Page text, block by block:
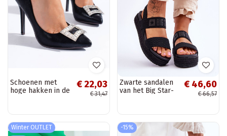
Schoenen met
hoge hakken in de
€ 22,03
€ 31,47
Zwarte sandalen
van het Big Star-
€ 46,60
€ 66,57
Winter OUTLET
-15%